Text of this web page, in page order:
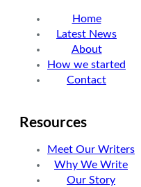
Home
Latest News
About
How we started
Contact
Resources
Meet Our Writers
Why We Write
Our Story